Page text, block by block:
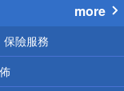
more
保險服務